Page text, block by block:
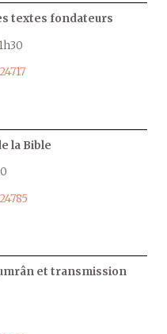
textes fondateurs
la Bible
et transmission